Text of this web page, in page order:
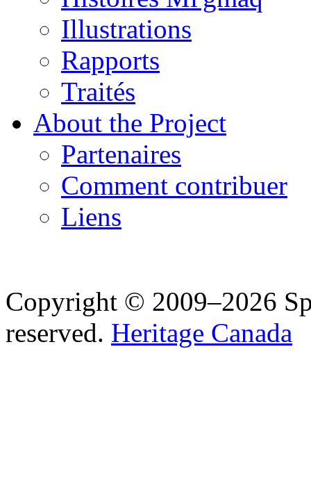
Illustrations
Rapports
Traités
About the Project
Partenaires
Comment contribuer
Liens
Copyright © 2009–2026
reserved. Heritage Canada